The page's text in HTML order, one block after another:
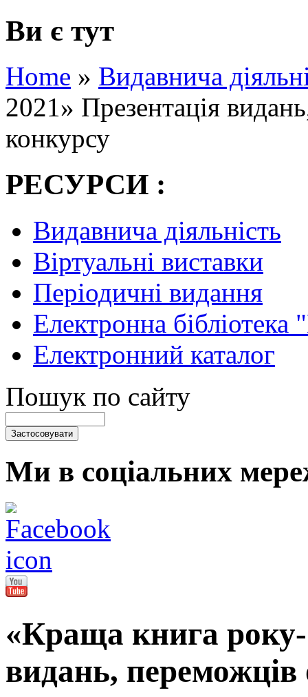
Ви є тут
Home » Видавнича
2021» Презентація
конкурсу
РЕСУРСИ :
Видавнича діяльність
Віртуальні виставки
Періодичні видання
Електронна
Електронний каталог
Пошук по сайту
Ми в соціальних
«Краща книга року-
видань, переможців